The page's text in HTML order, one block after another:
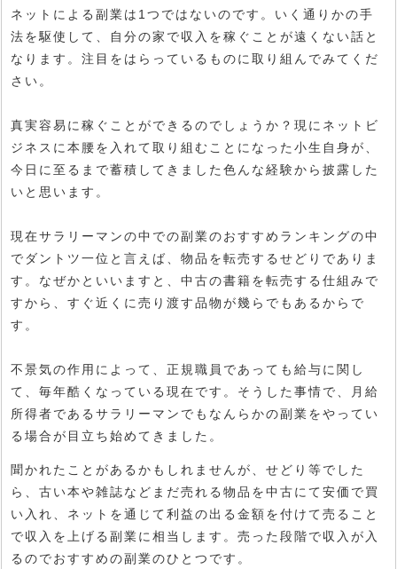
ネットによる副業は1つではないのです。いく通りかの手
法を駆使して、自分の家で収入を稼ぐことが遠くない話と
なります。注目をはらっているものに取り組んでみてくだ
さい。
真実容易に稼ぐことができるのでしょうか？現にネットビ
ジネスに本腰を入れて取り組むことになった小生自身が、
今日に至るまで蓄積してきました色んな経験から披露した
いと思います。
現在サラリーマンの中での副業のおすすめランキングの中
でダントツ一位と言えば、物品を転売するせどりでありま
す。なぜかといいますと、中古の書籍を転売する仕組みで
すから、すぐ近くに売り渡す品物が幾らでもあるからで
す。
不景気の作用によって、正規職員であっても給与に関し
て、毎年酷くなっている現在です。そうした事情で、月給
所得者であるサラリーマンでもなんらかの副業をやってい
る場合が目立ち始めてきました。
聞かれたことがあるかもしれませんが、せどり等でした
ら、古い本や雑誌などまだ売れる物品を中古にて安価で買
い入れ、ネットを通じて利益の出る金額を付けて売ること
で収入を上げる副業に相当します。売った段階で収入が入
るのでおすすめの副業のひとつです。